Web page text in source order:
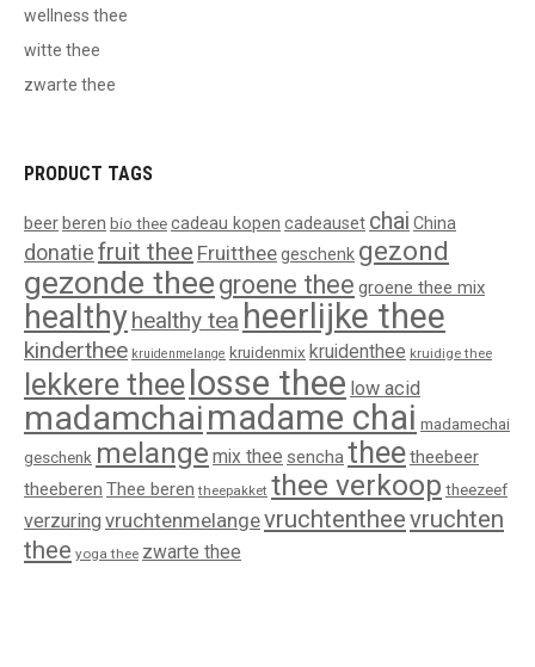
wellness thee
witte thee
zwarte thee
PRODUCT TAGS
beerberen bio theecadeau kopen cadeauset chai China
donatiefruit thee Fruittheegeschenk gezond
gezonde thee groene thee groene thee mix
healthyhealthy tea heerlijke thee
kinderthee kruidenmelange kruidenmix kruidenthee kruidige thee
lekkere thee losse thee low acid
madamchaimadame chai madamechai
geschenk melange mix thee senchatheetheebeer
theeberen Thee beren theepakket thee verkoop theezeef
verzuring vruchtenmelangevruchtentheevruchten
thee yoga thee zwarte thee